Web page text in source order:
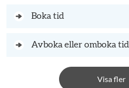
Boka tid
Avboka eller omboka tid
Visa fler